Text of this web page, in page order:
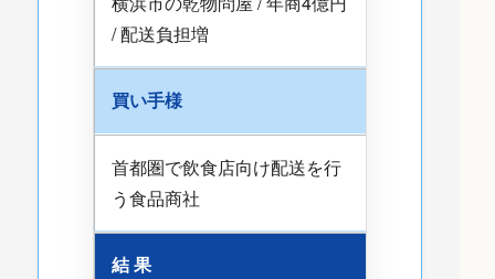
/ 配送負担増
買い手様
首都圏で飲食店向け配送を行
う食品商社
結 果